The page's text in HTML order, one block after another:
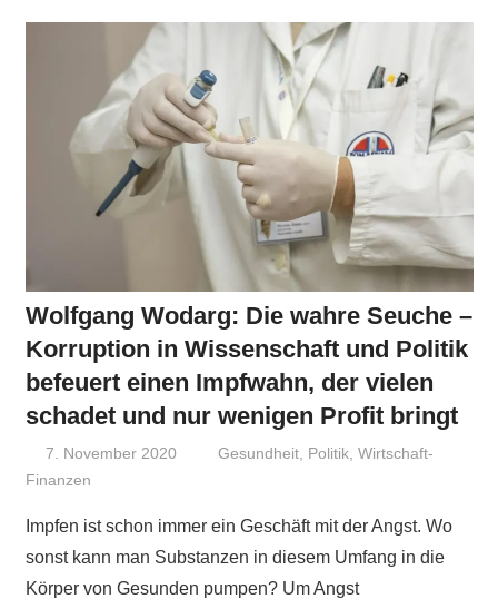
Wolfgang Wodarg: Die wahre Seuche –
Korruption in Wissenschaft und Politik
befeuert einen Impfwahn, der vielen
schadet und nur wenigen Profit bringt
7. November 2020 Niki Vogt
Gesundheit Politik ,Wirtschaft-
Finanzen
Impfen ist schon immer ein Geschäft mit der Angst. Wo
sonst kann man Substanzen in diesem Umfang in die
Körper von Gesunden pumpen? Um Angst